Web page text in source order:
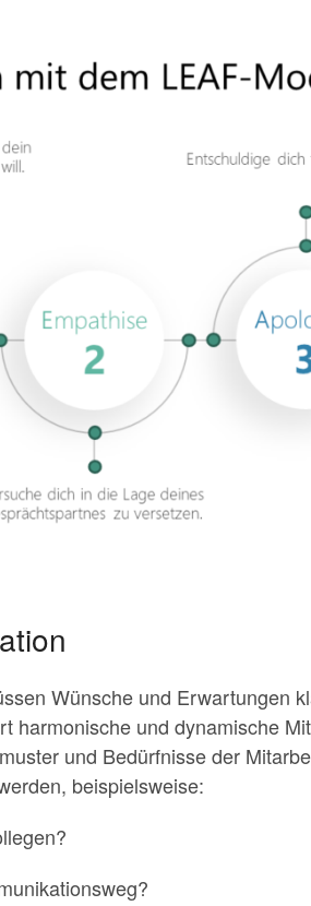
Wünsche und Erwartungen
harmonische und dynamische
und Bedürfnisse der
beispielsweise: